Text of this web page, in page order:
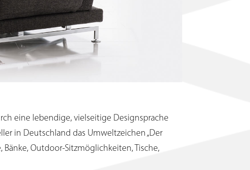
eine lebendige, vielseitige Designsprache
in Deutschland das Umweltzeichen „Der
Outdoor-Sitzmöglichkeiten, Tische,